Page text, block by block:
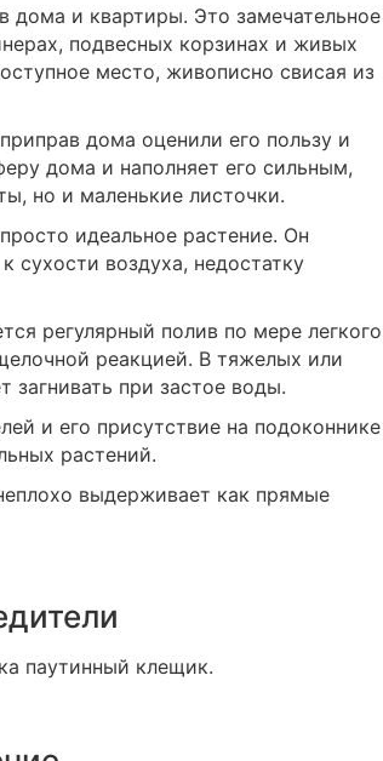
дома и квартиры. Это замечательное
подвесных корзинах и живых
место, живописно свисая из
дома оценили его пользу и
дома и наполняет его сильным,
но и маленькие листочки.
идеальное растение. Он
сухости воздуха, недостатку
регулярный полив по мере легкого
реакцией. В тяжелых или
загнивать при застое воды.
и его присутствие на подоконнике
растений.
выдерживает как прямые
паутинный клещик.